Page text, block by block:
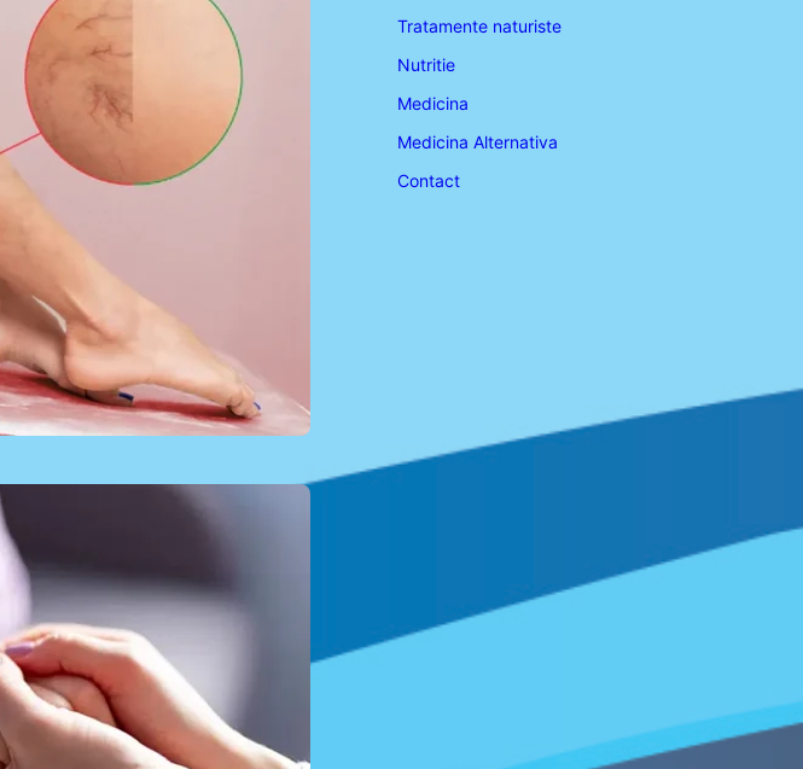
Politica de Cookies
Disclaimer
Contact
Tratamente naturiste
Nutritie
Medicina
Medicina Alternativa
Contact